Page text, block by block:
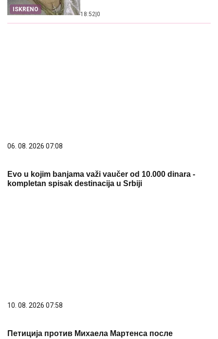
ISKRENO
18:52 0
06. 08. 2026 07:08
Evo u kojim banjama važi vaučer od 10.000 dinara -
kompletan spisak destinacija u Srbiji